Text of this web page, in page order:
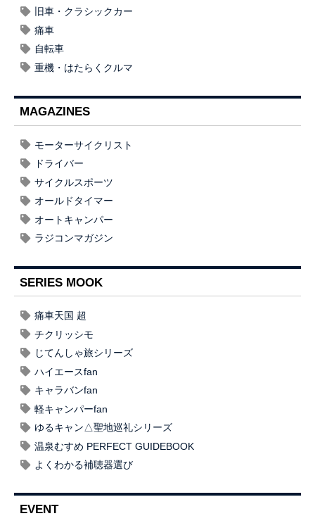
旧車・クラシックカー
痛車
自転車
重機・はたらくクルマ
MAGAZINES
モーターサイクリスト
ドライバー
サイクルスポーツ
オールドタイマー
オートキャンパー
ラジコンマガジン
SERIES MOOK
痛車天国 超
チクリッシモ
じてんしゃ旅シリーズ
ハイエースfan
キャラバンfan
軽キャンパーfan
ゆるキャン△聖地巡礼シリーズ
温泉むすめ PERFECT GUIDEBOOK
よくわかる補聴器選び
EVENT